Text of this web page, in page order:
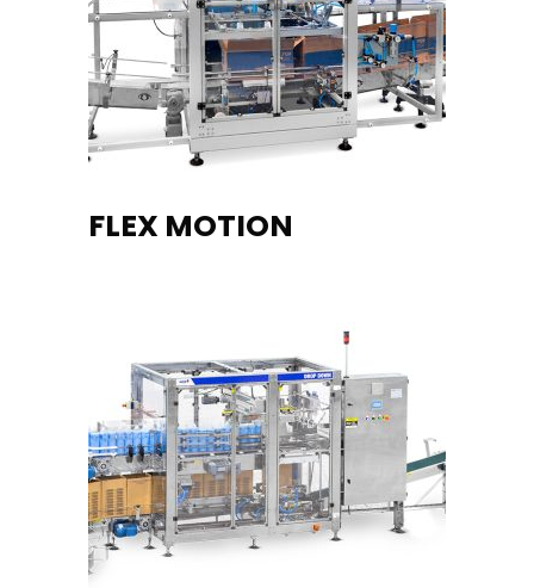
READ MORE
FLEX MOTION
READ MORE